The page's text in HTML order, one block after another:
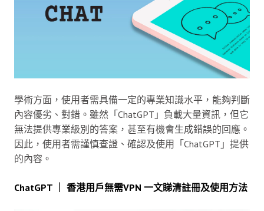
學術方面，使用者需具備一定的專業知識水平，能夠判斷
內容優劣、對錯。雖然「ChatGPT」負載大量資訊，但它
無法提供專業級別的答案，甚至有機會生成錯誤的回應。
因此，使用者需謹慎查證、確認及使用「ChatGPT」提供
的內容。
ChatGPT ｜ 香港用戶無需VPN 一文睇清註冊及使用方法